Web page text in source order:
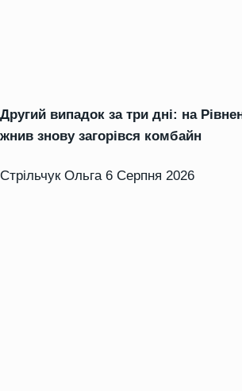
Другий випадок за три дні: на
жнив знову загорівся комбайн
Стрільчук Ольга 6 Серпня 2026